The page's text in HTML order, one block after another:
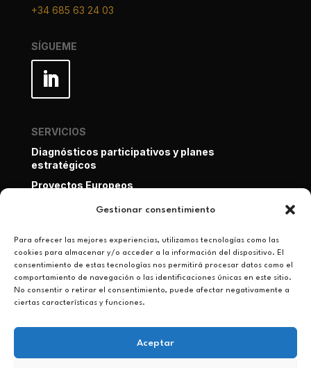
Gestionar consentimiento
Para ofrecer las mejores experiencias, utilizamos tecnologías como las
cookies para almacenar y/o acceder a la información del dispositivo. El
consentimiento de estas tecnologías nos permitirá procesar datos como el
comportamiento de navegación o las identificaciones únicas en este sitio.
No consentir o retirar el consentimiento, puede afectar negativamente a
ciertas características y funciones.
Aceptar
+34 685 63 24 03
SÍGUEME
SERVICIOS
Diagnósticos participativos y planes
estratégicos
Proyectos Europeos
Evaluación de proyectos de cooperación y líneas
Formación y acompañamiento
AVISO LEGAL·POLÍTICA DE PRIVACIDAD